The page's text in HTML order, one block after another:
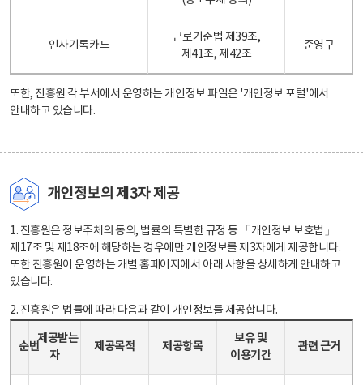
인사기록카드
근로기준법 제39조,
제41조, 제42조
준영구
또한, 진흥원 각 부서에서 운영하는 개인정보 파일은 '개인정보 포털'에서
안내하고 있습니다.
개인정보의 제3자 제공
1. 진흥원은 정보주체의 동의, 법률의 특별한 규정 등 「개인정보 보호법」
제17조 및 제18조에 해당하는 경우에만 개인정보를 제3자에게 제공합니다.
또한 진흥원이 운영하는 개별 홈페이지에서 아래 사항을 상세하게 안내하고
있습니다.
2. 진흥원은 법률에 따라 다음과 같이 개인정보를 제공합니다.
순번
제공받는
자
제공목적 제공항목
보유 및
이용기간
관련 근거